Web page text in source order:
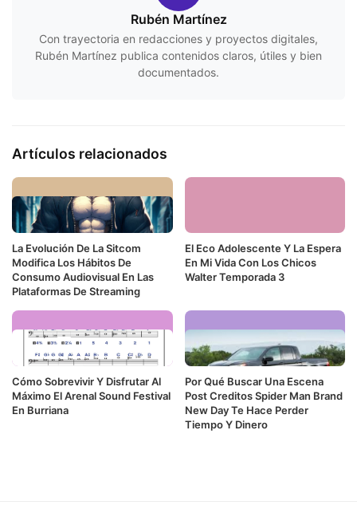
Rubén Martínez
Con trayectoria en redacciones y proyectos digitales,
Rubén Martínez publica contenidos claros, útiles y bien
documentados.
Artículos relacionados
La Evolución De La Sitcom
Modifica Los Hábitos De
Consumo Audiovisual En Las
Plataformas De Streaming
El Eco Adolescente Y La Espera
En Mi Vida Con Los Chicos
Walter Temporada 3
Cómo Sobrevivir Y Disfrutar Al
Máximo El Arenal Sound Festival
En Burriana
Por Qué Buscar Una Escena
Post Creditos Spider Man Brand
New Day Te Hace Perder
Tiempo Y Dinero